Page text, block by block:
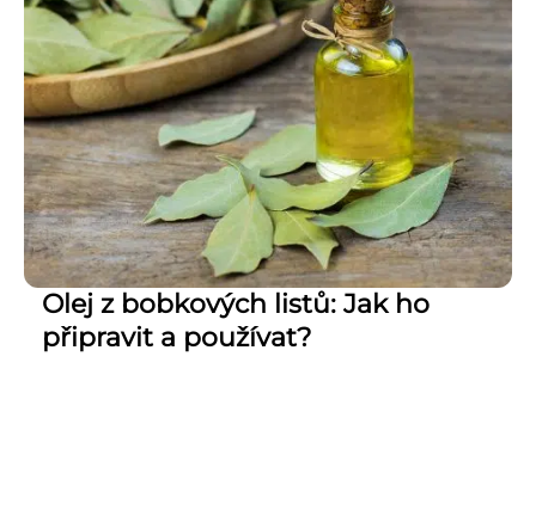
Olej z bobkových listů: Jak ho
připravit a používat?